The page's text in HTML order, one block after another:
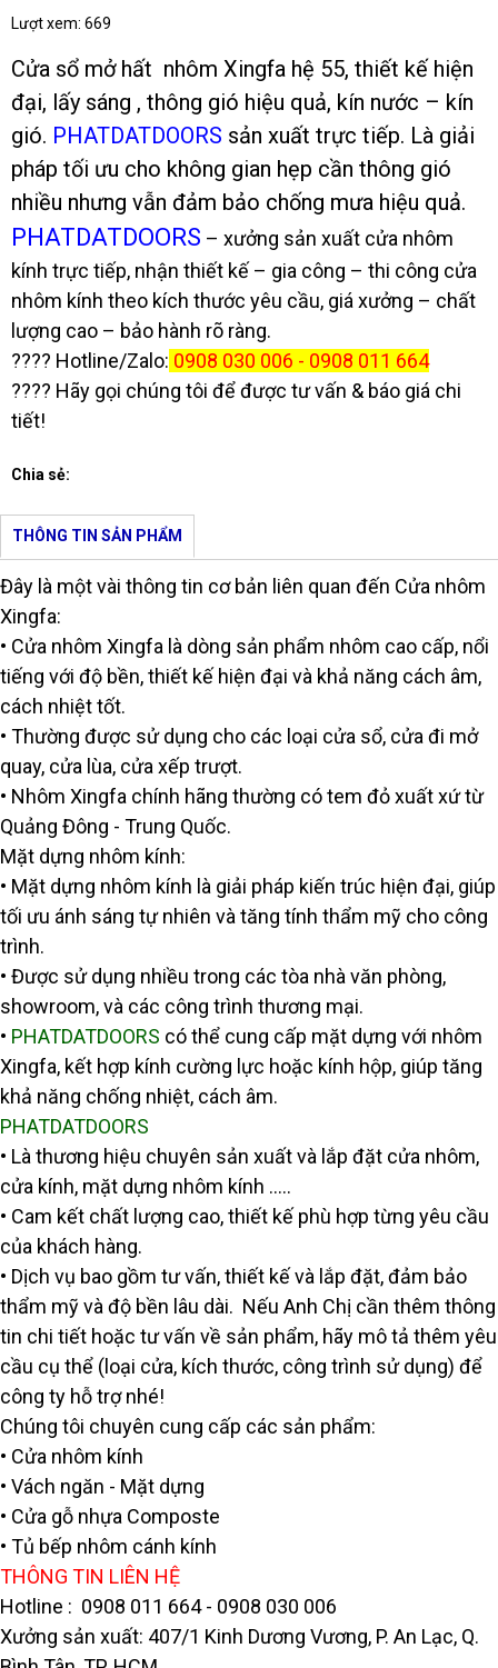
Lượt xem: 669
Cửa sổ mở hất nhôm Xingfa hệ 55, thiết kế hiện
đại, lấy sáng , thông gió hiệu quả, kín nước – kín
gió. PHATDATDOORS sản xuất trực tiếp. Là giải
pháp tối ưu cho không gian hẹp cần thông gió
nhiều nhưng vẫn đảm bảo chống mưa hiệu quả.
PHATDATDOORS – xưởng sản xuất cửa nhôm
kính trực tiếp, nhận thiết kế – gia công – thi công cửa
nhôm kính theo kích thước yêu cầu, giá xưởng – chất
lượng cao – bảo hành rõ ràng.
???? Hotline/Zalo: 0908 030 006 - 0908 011 664
???? Hãy gọi chúng tôi để được tư vấn & báo giá chi
tiết!
Chia sẻ:
THÔNG TIN SẢN PHẨM
Đây là một vài thông tin cơ bản liên quan đến Cửa nhôm
Xingfa:
• Cửa nhôm Xingfa là dòng sản phẩm nhôm cao cấp, nổi
tiếng với độ bền, thiết kế hiện đại và khả năng cách âm,
cách nhiệt tốt.
• Thường được sử dụng cho các loại cửa sổ, cửa đi mở
quay, cửa lùa, cửa xếp trượt.
• Nhôm Xingfa chính hãng thường có tem đỏ xuất xứ từ
Quảng Đông - Trung Quốc.
Mặt dựng nhôm kính:
• Mặt dựng nhôm kính là giải pháp kiến trúc hiện đại, giúp
tối ưu ánh sáng tự nhiên và tăng tính thẩm mỹ cho công
trình.
• Được sử dụng nhiều trong các tòa nhà văn phòng,
showroom, và các công trình thương mại.
• PHATDATDOORS có thể cung cấp mặt dựng với nhôm
Xingfa, kết hợp kính cường lực hoặc kính hộp, giúp tăng
khả năng chống nhiệt, cách âm.
PHATDATDOORS
• Là thương hiệu chuyên sản xuất và lắp đặt cửa nhôm,
cửa kính, mặt dựng nhôm kính …..
• Cam kết chất lượng cao, thiết kế phù hợp từng yêu cầu
của khách hàng.
• Dịch vụ bao gồm tư vấn, thiết kế và lắp đặt, đảm bảo
thẩm mỹ và độ bền lâu dài. Nếu Anh Chị cần thêm thông
tin chi tiết hoặc tư vấn về sản phẩm, hãy mô tả thêm yêu
cầu cụ thể (loại cửa, kích thước, công trình sử dụng) để
công ty hỗ trợ nhé!
Chúng tôi chuyên cung cấp các sản phẩm:
• Cửa nhôm kính
• Vách ngăn - Mặt dựng
• Cửa gỗ nhựa Composte
• Tủ bếp nhôm cánh kính
THÔNG TIN LIÊN HỆ
Hotline : 0908 011 664 - 0908 030 006
Xưởng sản xuất: 407/1 Kinh Dương Vương, P. An Lạc, Q.